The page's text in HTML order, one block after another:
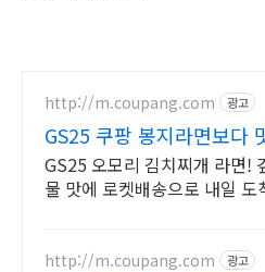
http://m.coupang.com 광고
GS25 쿠팡 봉지라면보다
네
GS25 오모리 김치찌개 라면!
물 맛에 로켓배송으로 내일 도
http://m.coupang.com 광고